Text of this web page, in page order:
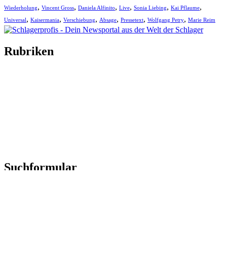
Wiederholung, Vincent Gross, Daniela Alfinito, Live, Sonia Liebing, Kai Pflaume,
Universal, Kaisermania, Verschiebung, Absage, Pressetext, Wolfgang Petry, Marie Reim
Rubriken
Suchformular